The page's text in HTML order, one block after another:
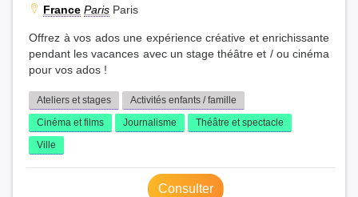
France Paris Paris
Offrez à vos ados une expérience créative et enrichissante
pendant les vacances avec un stage théâtre et / ou cinéma
pour vos ados !
Ateliers et stages
Activités enfants / famille
Cinéma et films
Journalisme
Théâtre et spectacle
Ville
Consulter